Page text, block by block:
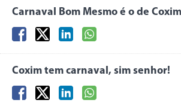
Carnaval Bom Mesmo é o de Coxim
Coxim tem carnaval, sim senhor!